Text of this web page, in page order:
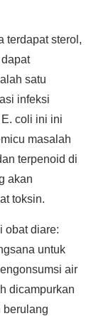
terdapat sterol,
satu
infeksi
coli ini ini
masalah
terpenoid di
akan
toksin.
obat diare:
untuk
air
dicampurkan
berulang